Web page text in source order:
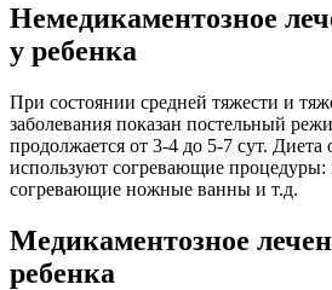
Немедикаментозное
у ребенка
При состоянии средней тяжести и
заболевания показан постельный
продолжается от 3-4 до 5-7 сут.
используют согревающие процедуры:
согревающие ножные ванны и т.д.
Медикаментозное
ребенка